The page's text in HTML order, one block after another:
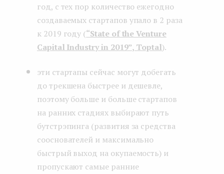
год, с тех пор количество ежегодно
создаваемых стартапов упало в 2 раза
к 2019 году (“State of the Venture
Capital Industry in 2019”, Toptal).
эти стартапы сейчас могут добегать
до трекшена быстрее и дешевле,
поэтому больше и больше стартапов
на ранних стадиях выбирают путь
бутстрэпинга (развития за средства
сооснователей и максимально
быстрый выход на окупаемость) и
пропускают самые ранние